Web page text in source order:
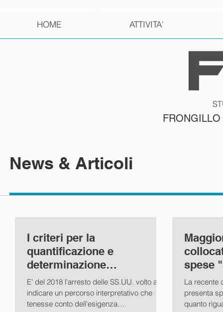
HOME ATTIVITA'
News & Articoli
I criteri per la
quantificazione e
determinazione
dell'assegno di divorzile
secondo la giurisprudenza
della Cassazione
E' del 2018 l'arresto delle SS.UU. volto ad
indicare un percorso interpretativo che
tenesse conto dell'esigenza
spese
(Cass.
05/12/
La recente
presenta
quanto